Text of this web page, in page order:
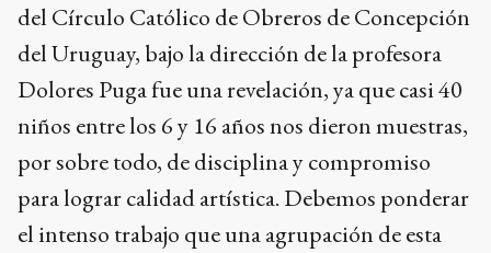
del Círculo Católico de Obreros de Concepción
del Uruguay, bajo la dirección de la profesora
Dolores Puga fue una revelación, ya que casi 40
niños entre los 6 y 16 años nos dieron muestras,
por sobre todo, de disciplina y compromiso
para lograr calidad artística. Debemos ponderar
el intenso trabajo que una agrupación de esta